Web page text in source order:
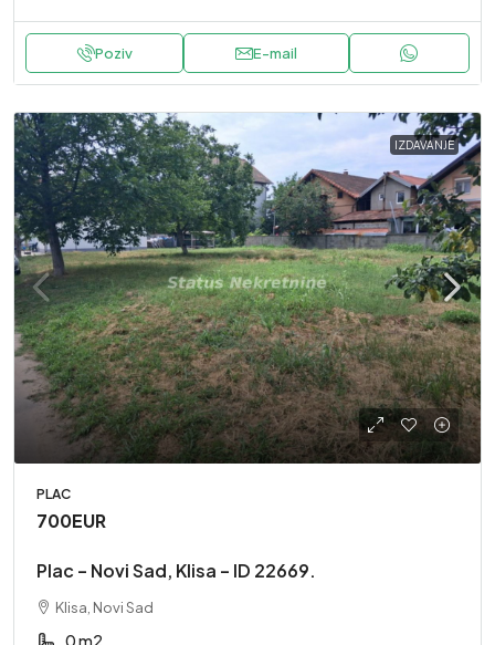
Poziv E-mail
IZDAVANJE
PLAC
700EUR
Plac – Novi Sad, Klisa – ID 22669.
Klisa, Novi Sad
0 m2